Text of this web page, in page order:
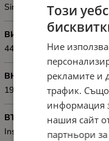
Single-section
ВИСОЧИНА, MM
448 mm
ВКЛЮЧЕНИ
19" front rails
ВЪТРЕШНИ РАМЕРИ,
Inside Height: 404 mm
Този
Ние
рекламите и
трафик.
информация
нашия сайт
партньори